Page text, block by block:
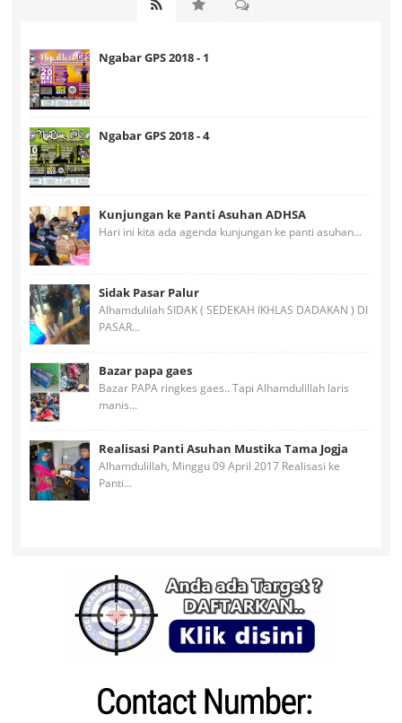
Ngabar GPS 2018 - 1
Ngabar GPS 2018 - 4
Kunjungan ke Panti Asuhan ADHSA
Hari ini kita ada agenda kunjungan ke panti asuhan...
Sidak Pasar Palur
Alhamdulilah SIDAK ( SEDEKAH IKHLAS DADAKAN ) DI
PASAR...
Bazar papa gaes
Bazar PAPA ringkes gaes.. Tapi Alhamdulillah laris
manis...
Realisasi Panti Asuhan Mustika Tama Jogja
Alhamdulillah, Minggu 09 April 2017 Realisasi ke
Panti...